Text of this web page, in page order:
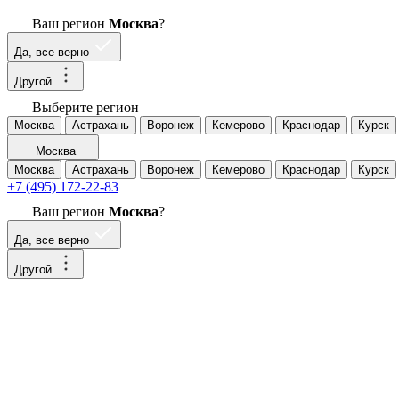
Ваш регион Москва?
Да, все верно
Другой
Выберите регион
Москва Астрахань Воронеж Кемерово Краснодар
Курск
Москва
Москва
Астрахань Воронеж Кемерово Краснодар Курск
+7 (495) 172-22-83
Ваш регион Москва?
Да, все верно
Другой